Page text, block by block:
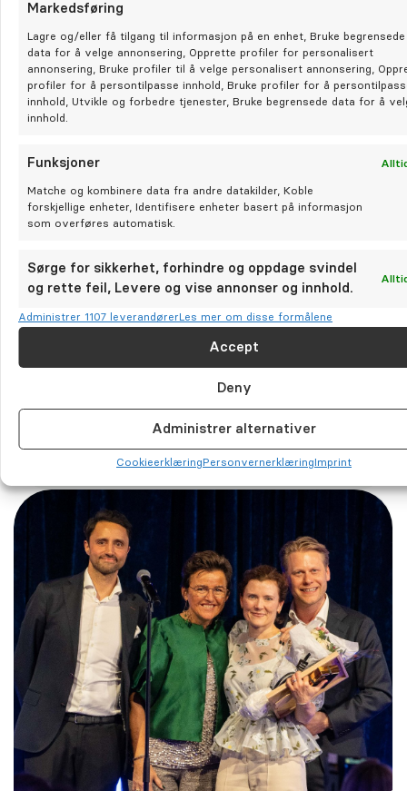
Markedsføring
Lagre og/eller få tilgang til informasjon på en enhet, Bruke begrensede
data for å velge annonsering, Opprette profiler for personalisert
annonsering, Bruke profiler til å velge personalisert annonsering,
profiler for å persontilpasse innhold, Bruke profiler for å
innhold, Utvikle og forbedre tjenester, Bruke begrensede data for å
innhold.
Funksjoner
Matche og kombinere data fra andre datakilder, Koble
forskjellige enheter, Identifisere enheter basert på informasjon
som overføres automatisk.
Sørge for sikkerhet, forhindre og oppdage svindel
og rette feil, Levere og vise annonser og innhold.
Administrer 1107 leverandørerLes mer om disse formålene
Accept
Deny
Administrer alternativer
Cookie­erklæringPersonvernerklæringImprint
(+) Tannklinikk i Kristiansund vant gjev
pris: – En stor anerkjennelse